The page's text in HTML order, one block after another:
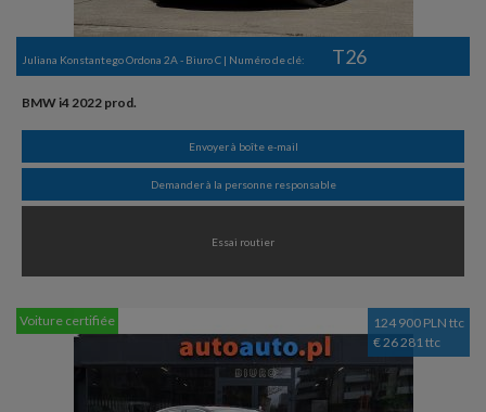
Juliana Konstantego Ordona 2A - Biuro C | Numéro de clé: T26
BMW i4 2022 prod.
Envoyer à boîte e-mail
Demander à la personne responsable
Essai routier
124 900 PLN ttc
€ 26 281 ttc
Voiture certifiée